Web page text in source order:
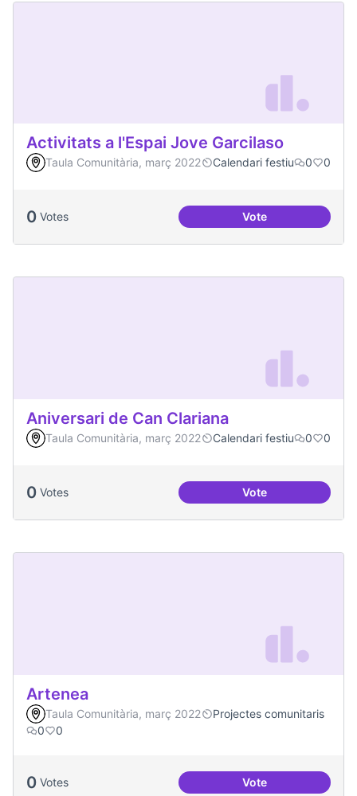
Activitats a l'Espai Jove Garcilaso
Taula Comunitària, març 2022 Calendari festiu 0 0
0 Votes VoteActivitats a l'Espai
Aniversari de Can Clariana
Taula Comunitària, març 2022 Calendari festiu 0 0
0 Votes VoteAniversari de Can
Artenea
Taula Comunitària, març 2022
Projectes comunitaris
0
0
0 Votes VoteArtenea